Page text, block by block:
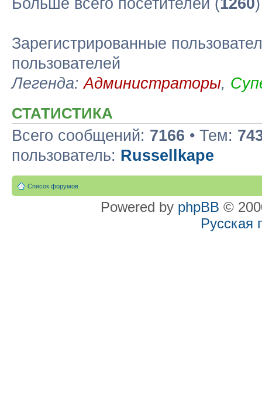
Больше всего посетителей (1260
Зарегистрированные
пользователей
Легенда:Администраторы,
СТАТИСТИКА
Всего сообщений: 7166 • Тем:
пользователь: Russellkape
Список форумов
Powered by phpBB ©
Русская